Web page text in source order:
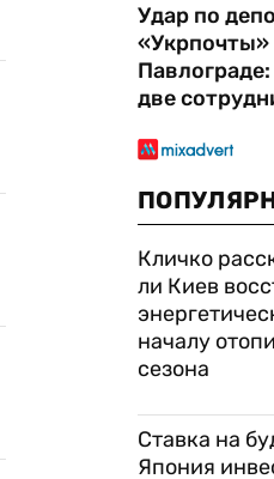
Удар по депо
«Укрпочты»
две
Кличко
ли Киев
началу
сезона
Ставка на
Япония